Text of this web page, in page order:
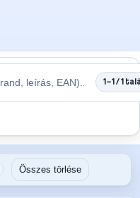
1–1 / 1
Összes törlése